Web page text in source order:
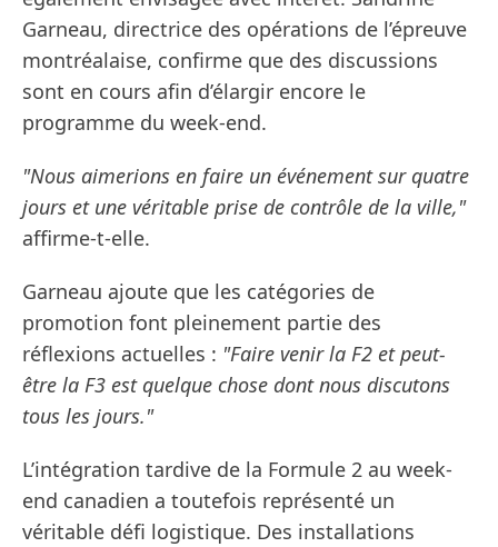
Garneau, directrice des opérations de l’épreuve
montréalaise, confirme que des discussions
sont en cours afin d’élargir encore le
programme du week-end.
"Nous aimerions en faire un événement sur quatre
jours et une véritable prise de contrôle de la ville,"
affirme-t-elle.
Garneau ajoute que les catégories de
promotion font pleinement partie des
réflexions actuelles : "Faire venir la F2 et peut-
être la F3 est quelque chose dont nous discutons
tous les jours."
L’intégration tardive de la Formule 2 au week-
end canadien a toutefois représenté un
véritable défi logistique. Des installations